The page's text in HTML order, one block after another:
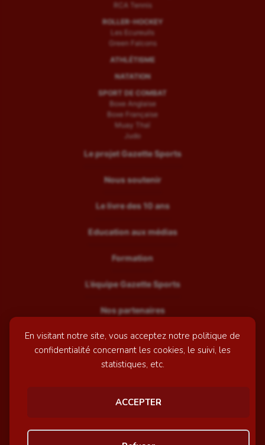
En visitant notre site, vous acceptez notre politique de
confidentialité concernant les cookies, le suivi, les
statistiques, etc.
ACCEPTER
RCA Tennis
ROLLER-HOCKEY
Les Ecureuils
Green Falcons
ATHLÉTISME
NATATION
SPORT DE COMBAT
Boxe Anglaise
Boxe Française
Muay Thaï
Judo
Le projet Gazette Sports
Nous soutenir
Le livre des 10 ans
Education aux médias
Formation
L’équipe Gazette Sports
Nos partenaires
Recrutement
Mentions légales
© GazetteSports - 2026 | Site internet réalisé par